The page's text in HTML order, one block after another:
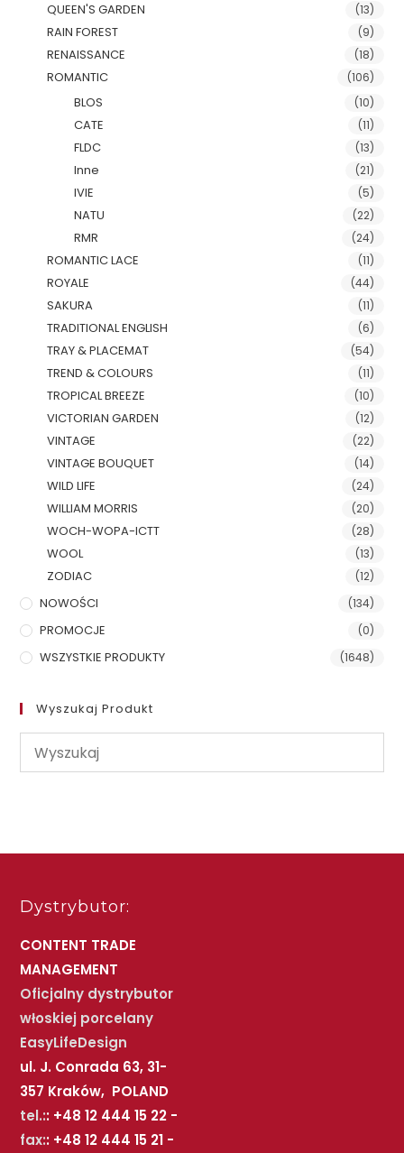
QUEEN'S GARDEN (13)
RAIN FOREST (9)
RENAISSANCE (18)
ROMANTIC (106)
BLOS (10)
CATE (11)
FLDC (13)
Inne (21)
IVIE (5)
NATU (22)
RMR (24)
ROMANTIC LACE (11)
ROYALE (44)
SAKURA (11)
TRADITIONAL ENGLISH (6)
TRAY & PLACEMAT (54)
TREND & COLOURS (11)
TROPICAL BREEZE (10)
VICTORIAN GARDEN (12)
VINTAGE (22)
VINTAGE BOUQUET (14)
WILD LIFE (24)
WILLIAM MORRIS (20)
WOCH-WOPA-ICTT (28)
WOOL (13)
ZODIAC (12)
NOWOŚCI (134)
PROMOCJE (0)
WSZYSTKIE PRODUKTY (1648)
Wyszukaj Produkt
Dystrybutor:
CONTENT TRADE
MANAGEMENT
Oficjalny dystrybutor
włoskiej porcelany
EasyLifeDesign
ul. J. Conrada 63, 31-
357 Kraków, POLAND
tel.:: +48 12 444 15 22 -
fax:: +48 12 444 15 21 -